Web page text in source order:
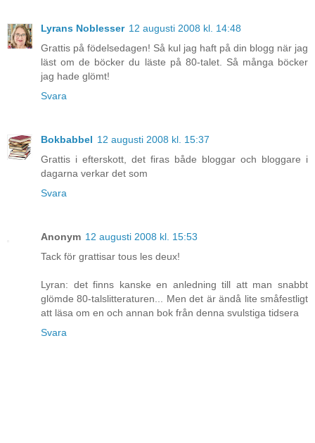
Lyrans Noblesser 12 augusti 2008 kl. 14:48
Grattis på födelsedagen! Så kul jag haft på din blogg när jag
läst om de böcker du läste på 80-talet. Så många böcker
jag hade glömt!
Svara
Bokbabbel 12 augusti 2008 kl. 15:37
Grattis i efterskott, det firas både bloggar och bloggare i
dagarna verkar det som
Svara
Anonym 12 augusti 2008 kl. 15:53
Tack för grattisar tous les deux!
Lyran: det finns kanske en anledning till att man snabbt
glömde 80-talslitteraturen... Men det är ändå lite småfestligt
att läsa om en och annan bok från denna svulstiga tidsera
Svara